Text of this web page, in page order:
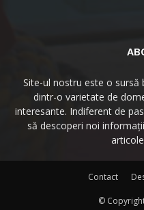
Site-ul nostru este o
dintr-o varietate de
interesante. Indiferent de
să descoperi noi
Contact
©